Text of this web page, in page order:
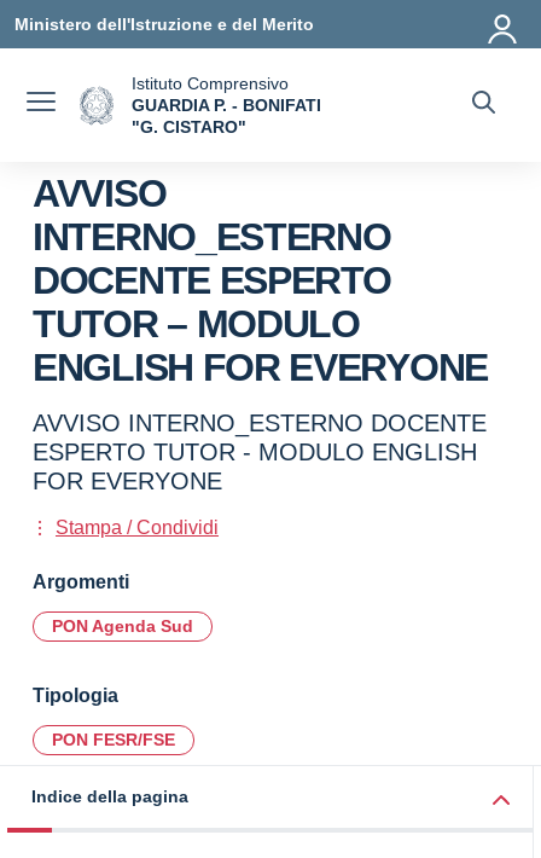
Ministero dell'Istruzione e del Merito
Istituto Comprensivo
GUARDIA P. - BONIFATI
"G. CISTARO"
AVVISO
INTERNO_ESTERNO
DOCENTE ESPERTO
TUTOR – MODULO
ENGLISH FOR EVERYONE
AVVISO INTERNO_ESTERNO DOCENTE
ESPERTO TUTOR - MODULO ENGLISH
FOR EVERYONE
Stampa / Condividi
Argomenti
PON Agenda Sud
Tipologia
PON FESR/FSE
Indice della pagina